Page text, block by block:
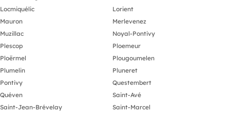
Locmiquélic
Lorient
Mauron
Merlevenez
Muzillac
Noyal-Pontivy
Plescop
Ploemeur
Ploërmel
Plougoumelen
Plumelin
Pluneret
Pontivy
Questembert
Quéven
Saint-Avé
Saint-Jean-Brévelay
Saint-Marcel